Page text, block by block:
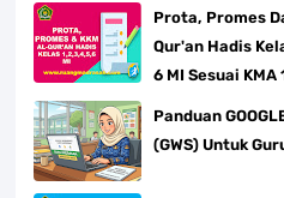
Prota, Promes
Qur'an Hadis
6 MI Sesuai KMA
Panduan
(GWS) Untuk